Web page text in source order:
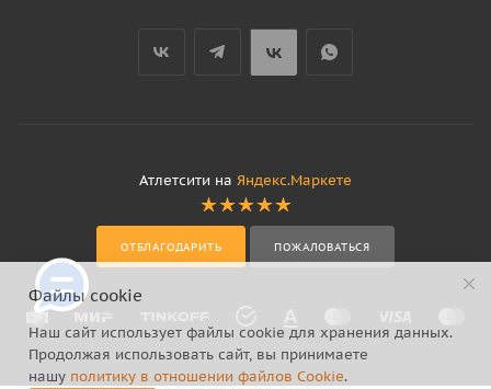
Атлетсити на Яндекс.Маркете
ОТБЛАГОДАРИТЬ ПОЖАЛОВАТЬСЯ
Файлы cookie
Наш сайт использует файлы cookie для хранения данных.
Продолжая использовать сайт, вы принимаете
нашу политику в отношении файлов Cookie.